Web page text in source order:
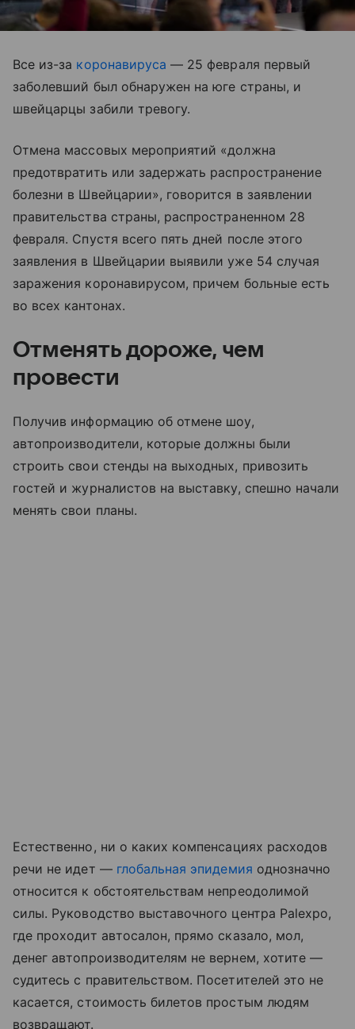
Все из-за коронавируса — 25 февраля первый
заболевший был обнаружен на юге страны, и
швейцарцы забили тревогу.
Отмена массовых мероприятий «должна
предотвратить или задержать распространение
болезни в Швейцарии», говорится в заявлении
правительства страны, распространенном 28
февраля. Спустя всего пять дней после этого
заявления в Швейцарии выявили уже 54 случая
заражения коронавирусом, причем больные есть
во всех кантонах.
Отменять дороже, чем
провести
Получив информацию об отмене шоу,
автопроизводители, которые должны были
строить свои стенды на выходных, привозить
гостей и журналистов на выставку, спешно начали
менять свои планы.
Естественно, ни о каких компенсациях расходов
речи не идет — глобальная эпидемия однозначно
относится к обстоятельствам непреодолимой
силы. Руководство выставочного центра Palexpo,
где проходит автосалон, прямо сказало, мол,
денег автопроизводителям не вернем, хотите —
судитесь с правительством. Посетителей это не
касается, стоимость билетов простым людям
возвращают.